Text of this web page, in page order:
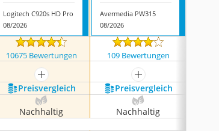
Logitech C920s HD Pro
08/2026
Avermedia PW315
08/2026
10675 Bewertungen 109 Bewertungen
mehr anzeigen
mehr anzeigen
Preis­vergleich Preis­vergleich
Nachhaltig Nachhaltig